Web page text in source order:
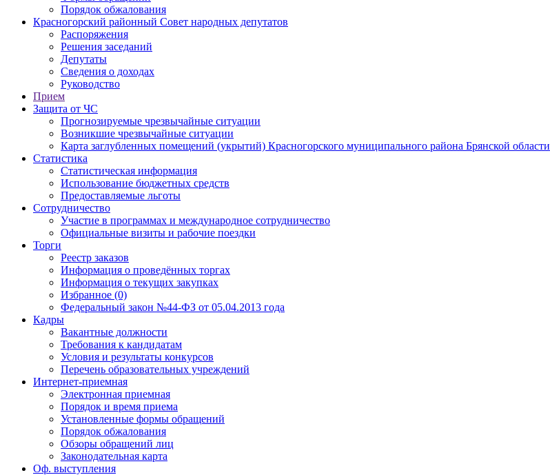
Порядок обжалования
Красногорский районный Совет народных депутатов
Распоряжения
Решения заседаний
Депутаты
Сведения о доходах
Руководство
Прием
Защита от ЧС
Прогнозируемые чрезвычайные ситуации
Возникшие чрезвычайные ситуации
Карта заглубленных помещений (укрытий) Красногорского муниципального района Брянской области
Статистика
Статистическая информация
Использование бюджетных средств
Предоставляемые льготы
Сотрудничество
Участие в программах и международное сотрудничество
Официальные визиты и рабочие поездки
Торги
Реестр заказов
Информация о проведённых торгах
Информация о текущих закупках
Избранное (0)
Федеральный закон №44-ФЗ от 05.04.2013 года
Кадры
Вакантные должности
Требования к кандидатам
Условия и результаты конкурсов
Перечень образовательных учреждений
Интернет-приемная
Электронная приемная
Порядок и время приема
Установленные формы обращений
Порядок обжалования
Обзоры обращений лиц
Законодательная карта
Оф. выступления